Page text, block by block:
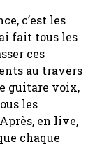
c’est les
fait tous les
ces
au travers
guitare voix,
les
en live,
chaque